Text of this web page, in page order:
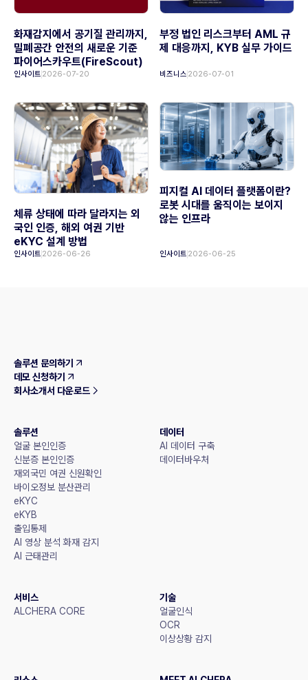
화재감지에서 공기질 관리까지,
밀폐공간 안전의 새로운 기준
파이어스카우트(FireScout)
인사이트 2026-07-20
부정 법인 리스크부터 AML 규
제 대응까지, KYB 실무 가이드
비즈니스 2026-07-01
체류 상태에 따라 달라지는 외
국인 인증, 해외 여권 기반
eKYC 설계 방법
인사이트 2026-06-26
피지컬 AI 데이터 플랫폼이란?
로봇 시대를 움직이는 보이지
않는 인프라
인사이트 2026-06-25
솔루션 문의하기
데모 신청하기
회사소개서 다운로드
솔루션
얼굴 본인인증
신분증 본인인증
재외국민 여권 신원확인
바이오정보 분산관리
eKYC
eKYB
출입통제
AI 영상 분석 화재 감지
AI 근태관리
데이터
AI 데이터 구축
데이터바우처
서비스
ALCHERA CORE
기술
얼굴인식
OCR
이상상황 감지